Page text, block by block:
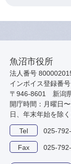
魚沼市役所
法人番号
インボイス登録番
〒946-8601 新潟
開庁時間：月曜日
日、年末年始を除く
Tel 025-
Fax 025-